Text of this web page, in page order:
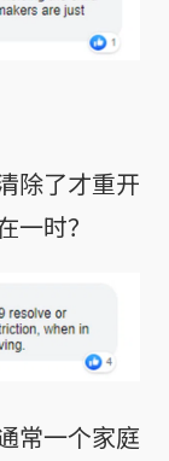
除了才重开
一时？
常一个家庭